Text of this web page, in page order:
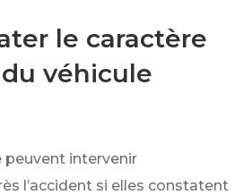
le caractère
véhicule
peuvent intervenir
l’accident si elles constatent